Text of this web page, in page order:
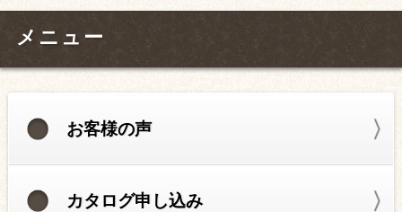
メニュー
お客様の声
カタログ申し込み